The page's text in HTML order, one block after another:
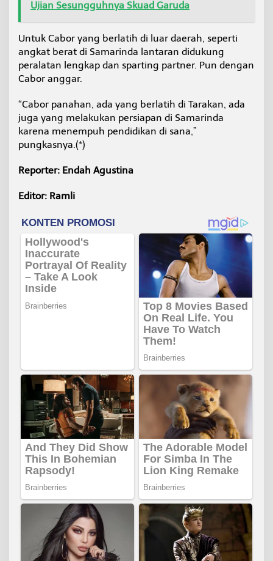
Ujian Sesungguhnya Skuad Garuda
Untuk Cabor yang berlatih di luar daerah, seperti
angkat berat di Samarinda lantaran didukung
peralatan lengkap dan sparting partner. Pun dengan
Cabor anggar.
“Cabor panahan, ada yang berlatih di Tarakan, ada
juga yang melakukan persiapan di Samarinda
karena menempuh pendidikan di sana,”
pungkasnya.(*)
Reporter: Endah Agustina
Editor: Ramli